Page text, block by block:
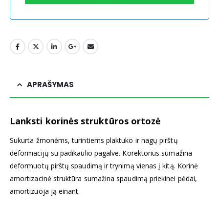
APRAŠYMAS
Lanksti korinės struktūros ortozė
Sukurta žmonėms, turintiems plaktuko ir nagų pirštų
deformacijų su padikaulio pagalve. Korektorius sumažina
deformuotų pirštų spaudimą ir trynimą vienas į kitą. Korinė
amortizacinė struktūra sumažina spaudimą priekinei pėdai,
amortizuoja ją einant.